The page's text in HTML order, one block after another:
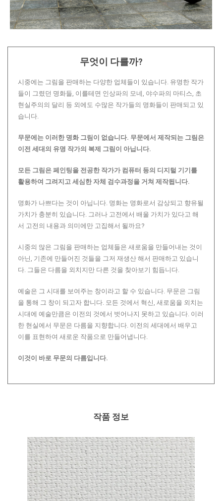
무엇이 다를까?
시중에는 그림을 판매하는 다양한 업체들이 있습니다. 유명한 작가
들이 그렸던 명화들, 이를테면 인상파의 모네, 야수파의 마티스, 초
현실주의의 달리 등 외에도 수많은 작가들의 명화들이 판매되고 있
습니다.
무문에는 이러한 명화 그림이 없습니다. 무문에서 제작되는 그림은
이전 세대의 유명 작가의 복제 그림이 아닙니다.
모든 그림은 페인팅을 전공한 작가가 컴퓨터 등의 디지털 기기를
활용하여 그려지고 세심한 자체 검수과정을 거쳐 제작됩니다.
명화가 나쁘다는 것이 아닙니다. 명화는 명화로서 감상되고 향유될
가치가 충분히 있습니다. 그러나 고전에서 배울 가치가 있다고 해
서 고전의 내용과 의미에만 고집해서 될까요?
시중의 많은 그림을 판매하는 업체들은 새로움을 만들어내는 것이
아닌, 기존에 만들어진 것들을 그저 재생산 해서 판매하고 있습니
다. 그들은 다름을 외치지만 다른 것을 찾아보기 힘듭니다.
예술은 그 시대를 보여주는 창이라고 할 수 있습니다. 무문은 그림
을 통해 그 창이 되고자 합니다. 모든 것에서 혁신, 새로움을 외치는
시대에 예술만큼은 이전의 것에서 벗어나지 못하고 있습니다. 이러
한 현실에서 무문은 다름을 지향합니다. 이전의 세대에서 배우고
이를 표현하여 새로운 작품으로 만들어냅니다.
이것이 바로 무문의 다름입니다.
작품 정보